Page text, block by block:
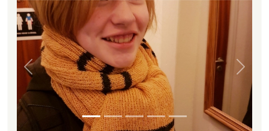
Forrige Næste